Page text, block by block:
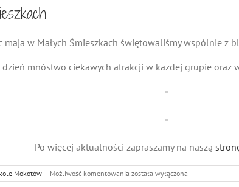
maja w Małych Śmieszkach świętowaliśmy wspólnie z
dzień mnóstwo ciekawych atrakcji w każdej grupie
Po więcej aktualności zapraszamy na naszą
Mokotów | Możliwość komentowania Dzień
Rodziny
została wyłączona